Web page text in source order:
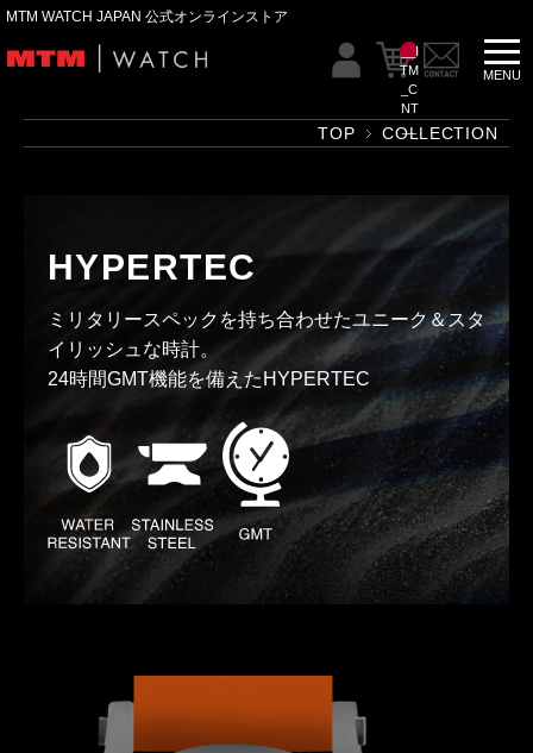
MTM WATCH JAPAN 公式オンラインストア
__I
TM
_C
NT
__
TOP COLLECTION
HYPERTEC
ミリタリースペックを持ち合わせたユニーク＆スタ
イリッシュな時計。
24時間GMT機能を備えたHYPERTEC